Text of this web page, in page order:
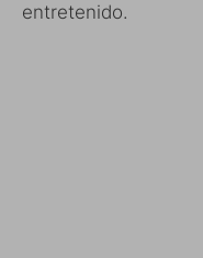
entretenido.